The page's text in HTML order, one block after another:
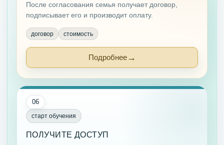
После согласования семья получает договор,
подписывает его и производит оплату.
договор стоимость
Подробнее
06
старт обучения
ПОЛУЧИТЕ ДОСТУП